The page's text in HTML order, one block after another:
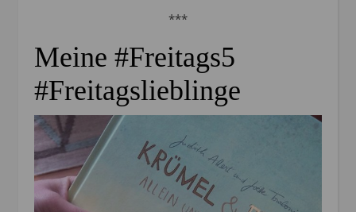
***
Meine #Freitags5
#Freitagslieblinge